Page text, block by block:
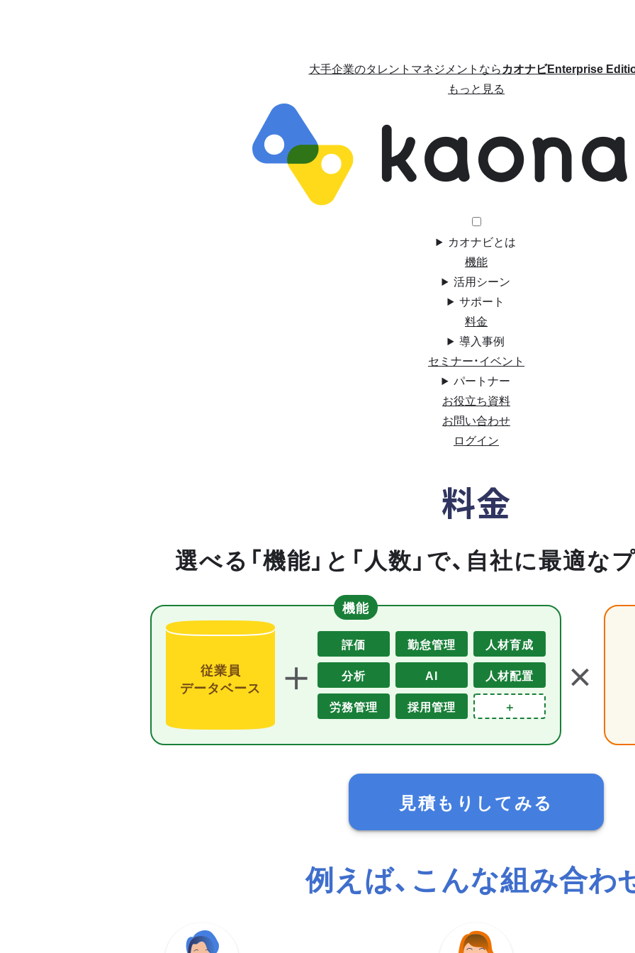
大手企業のタレントマネジメントならカオナビEnterprise
もっと見る
カオナビとは
機能
活用シーン
サポート
料金
導入事例
セミナー・イベント
パートナー
お役立ち資料
お問い合わせ
ログイン
料金
選べる「機能」と「人数」で、自社に最適な
機能
従業員
データベース
＋
評価 勤怠管理
人材育成
分析
AI
人材配置
労務管理
採用管理 ＋ ＋
見積もりしてみる
例えば、こんな組み合わ